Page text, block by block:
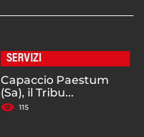
SERVIZI
Capaccio Paestum
(Sa), il Tribu...
115